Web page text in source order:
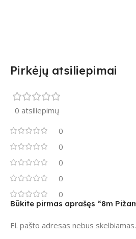
Pirkėjų atsiliepimai
0 atsiliepimų
0
0
0
0
0
Būkite pirmas aprašęs “8m
El. pašto adresas nebus skelbiamas.